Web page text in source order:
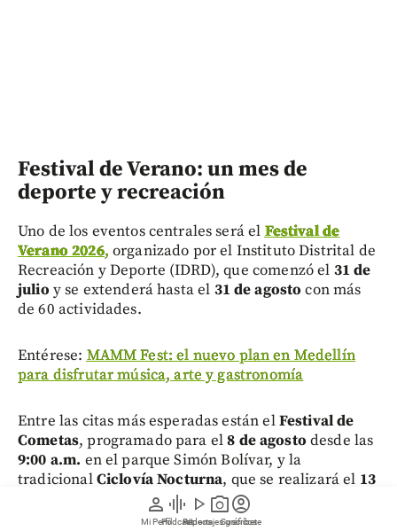
person
Mi Perfil
graphic_eq
Pódcast
play_arrow
Videos
photo_camera
Reportajes gráficos
account_circle
Suscríbete
Festival de Verano: un mes de
deporte y recreación
Uno de los eventos centrales será el Festival de
Verano 2026, organizado por el Instituto Distrital de
Recreación y Deporte (IDRD), que comenzó el 31 de
julio y se extenderá hasta el 31 de agosto con más
de 60 actividades.
Entérese: MAMM Fest: el nuevo plan en Medellín
para disfrutar música, arte y gastronomía
Entre las citas más esperadas están elFestival de
Cometas, programado para el8 de agosto desde las
9:00 a.m. en el parque Simón Bolívar, y la
tradicionalCiclovía Nocturna, que se realizará el 13
a partir de las 6:00 p.m.